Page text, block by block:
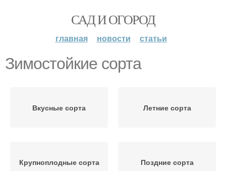
САД И ОГОРОД
главная новости статьи
Зимостойкие сорта
Вкусные сорта Летние сорта
Крупноплодные сорта Поздние сорта